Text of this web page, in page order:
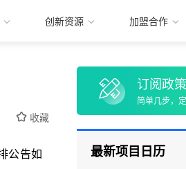
创新资源 加盟合作
收藏
订阅政
简单几步，
最新项目日历